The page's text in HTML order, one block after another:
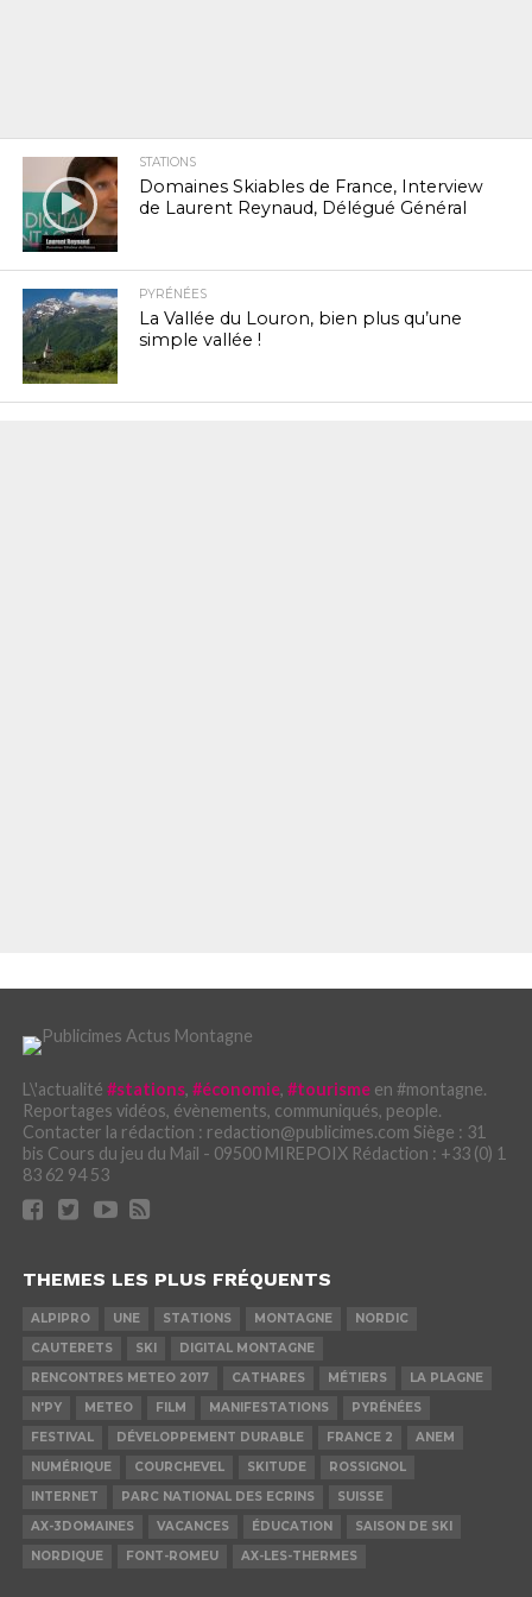
STATIONS
Domaines Skiables de France, Interview
de Laurent Reynaud, Délégué Général
PYRÉNÉES
La Vallée du Louron, bien plus qu’une
simple vallée !
L\'actualité #stations, #économie, #tourismeen #montagne.
Reportages vidéos, évènements, communiqués, people.
Contacter la rédaction : redaction@publicimes.com Siège : 31
bis Cours du jeu du Mail - 09500 MIREPOIX Rédaction : +33 (0) 1
83 62 94 53
THEMES LES PLUS FRÉQUENTS
ALPIPRO UNE STATIONS MONTAGNE
NORDIC
CAUTERETS
SKI
DIGITAL MONTAGNE
RENCONTRES METEO 2017
CATHARES MÉTIERS
LA PLAGNE
N'PY
METEO FILM MANIFESTATIONS
PYRÉNÉES
FESTIVAL
DÉVELOPPEMENT DURABLE FRANCE 2
ANEM
NUMÉRIQUE
COURCHEVEL SKITUDE
ROSSIGNOL
INTERNET
PARC NATIONAL DES ECRINS
SUISSE
AX-3DOMAINES
VACANCES ÉDUCATION
SAISON DE SKI
NORDIQUE
FONT-ROMEU AX-LES-THERMES